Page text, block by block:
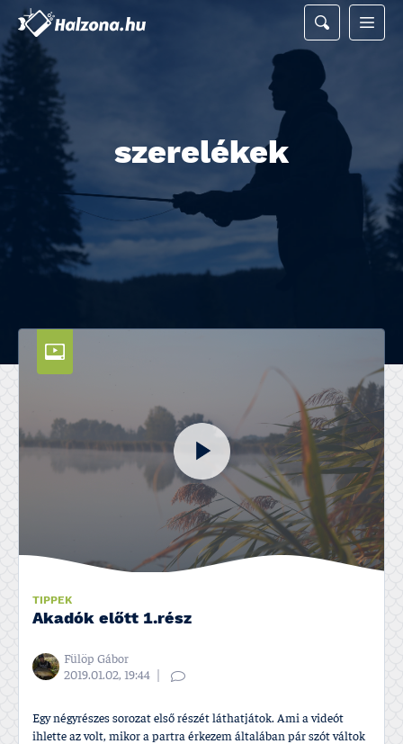
szerelékek
TIPPEK
Akadók előtt 1.rész
Fülöp Gábor
2019.01.02, 19:44
Egy négyrészes sorozat első részét láthatjátok. Ami a videót
ihlette az volt, mikor a partra érkezem általában pár szót váltok